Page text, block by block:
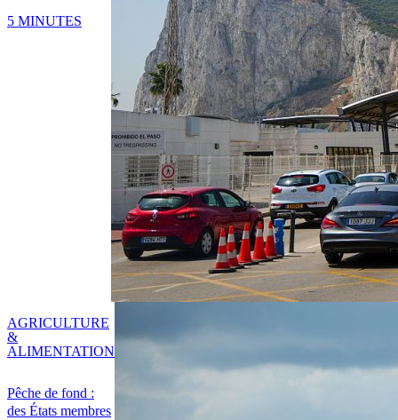
5 MINUTES
Pêche de fond :
des États membres
AGRICULTURE
&
ALIMENTATION